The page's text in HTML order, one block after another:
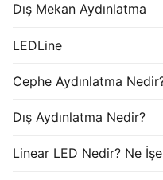
Dış Mekan Aydınlatma
LEDLine
Cephe Aydınlatma
Dış Aydınlatma Nedir?
Linear LED Nedir? Ne